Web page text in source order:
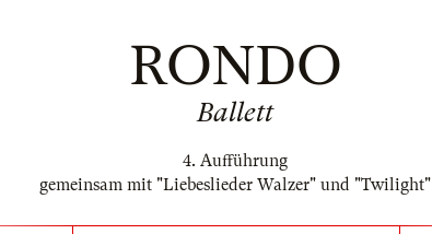
RONDO
Ballett
4. Aufführung
gemeinsam mit "Liebeslieder Walzer" und "Twilight"